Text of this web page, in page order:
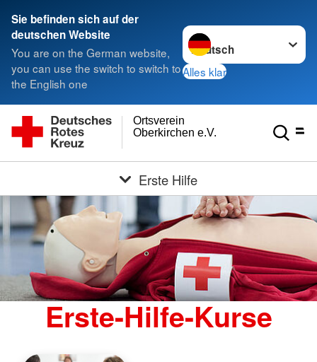
Sie befinden sich auf der
deutschen Website
You are on the German website,
you can use the switch to switch to
the English one
Sprache wechseln zu
Alles klar
Oberkirchen e.V.
Ortsverein
Erste Hilfe
Erste-Hilfe-Kurse